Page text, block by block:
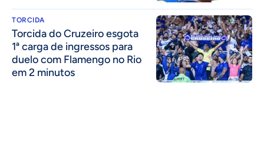
TORCIDA
Torcida do Cruzeiro esgota
1ª carga de ingressos para
duelo com Flamengo no Rio
em 2 minutos